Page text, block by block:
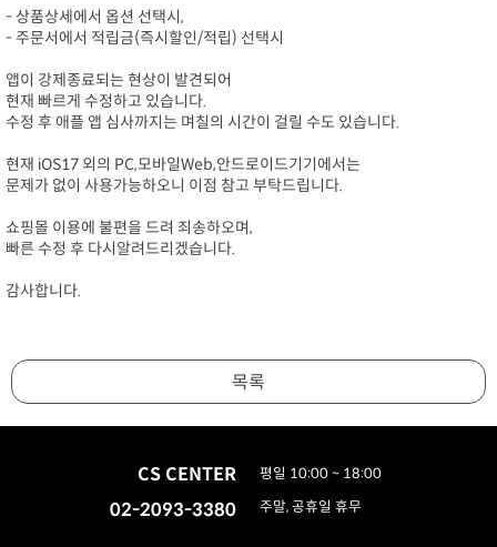
- 상품상세에서 옵션 선택시,
- 주문서에서 적립금(즉시할인/적립) 선택시
앱이 강제종료되는 현상이 발견되어
현재 빠르게 수정하고 있습니다.
수정 후 애플 앱 심사까지는 며칠의 시간이 걸릴 수도 있습니다.
현재 iOS17 외의 PC,모바일Web,안드로이드기기에서는
문제가 없이 사용가능하오니 이점 참고 부탁드립니다.
쇼핑몰 이용에 불편을 드려 죄송하오며,
빠른 수정 후 다시알려드리겠습니다.
감사합니다.
목록
CS CENTER
02-2093-3380
평일 10:00 ~ 18:00
주말, 공휴일 휴무